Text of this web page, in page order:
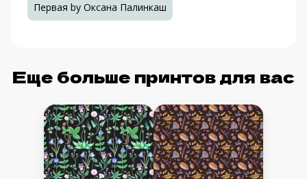
Первая by Оксана Палинкаш
Еще больше принтов для вас